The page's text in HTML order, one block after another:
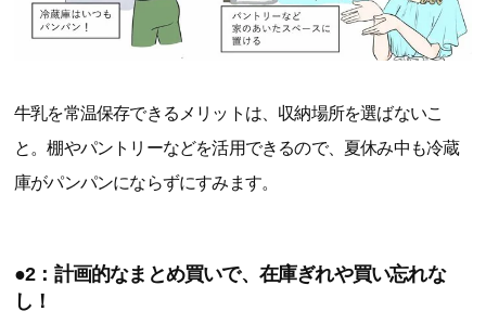
牛乳を常温保存できるメリットは、収納場所を選ばないこ
と。棚やパントリーなどを活用できるので、夏休み中も冷蔵
庫がパンパンにならずにすみます。
●2：計画的なまとめ買いで、在庫ぎれや買い忘れな
し！